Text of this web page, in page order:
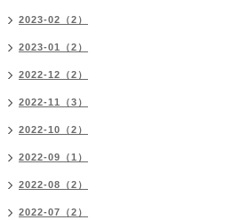
2023-02（2）
2023-01（2）
2022-12（2）
2022-11（3）
2022-10（2）
2022-09（1）
2022-08（2）
2022-07（2）